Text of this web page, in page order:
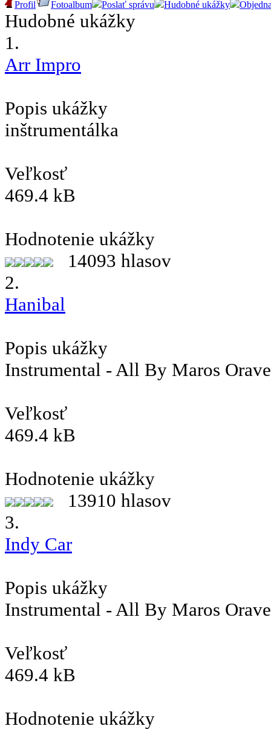
Profil Fotoalbum Poslať správu Hudobné ukážky
Hudobné ukážky
1.
Arr Impro
Popis ukážky
inštrumentálka
Veľkosť
469.4 kB
Hodnotenie ukážky
14093 hlasov
2.
Hanibal
Popis ukážky
Instrumental - All By Maros
Veľkosť
469.4 kB
Hodnotenie ukážky
13910 hlasov
3.
Indy Car
Popis ukážky
Instrumental - All By Maros
Veľkosť
469.4 kB
Hodnotenie ukážky